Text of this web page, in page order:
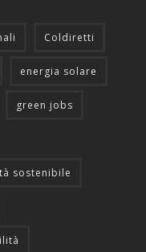
Coldiretti
energia solare
green jobs
sostenibile